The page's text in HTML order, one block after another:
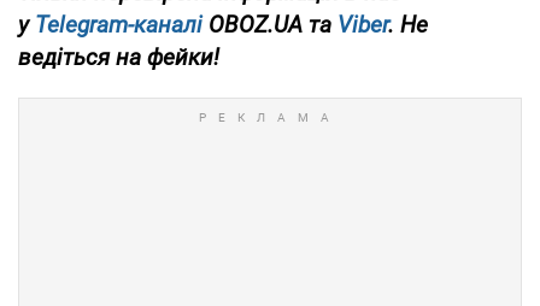
уTelegram-каналіOBOZ.UA та Viber. Не
ведіться на фейки!